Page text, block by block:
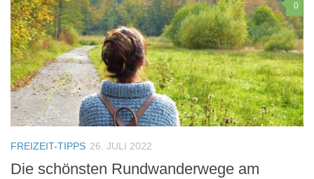
0
FREIZEIT-TIPPS 26. JULI 2022
Die schönsten Rundwanderwege am